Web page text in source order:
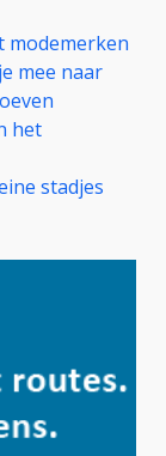
modemerken
mee naar
het
stadjes